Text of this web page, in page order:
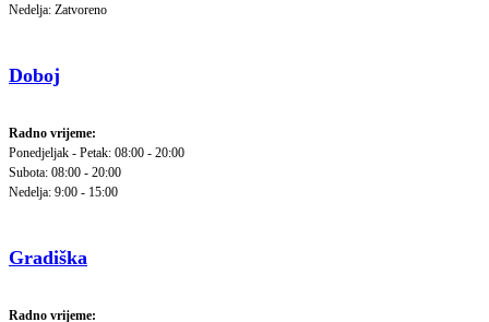
Nedelja: Zatvoreno
Doboj
Radno vrijeme:
Ponedjeljak - Petak: 08:00 - 20:00
Subota: 08:00 - 20:00
Nedelja: 9:00 - 15:00
Gradiška
Radno vrijeme: